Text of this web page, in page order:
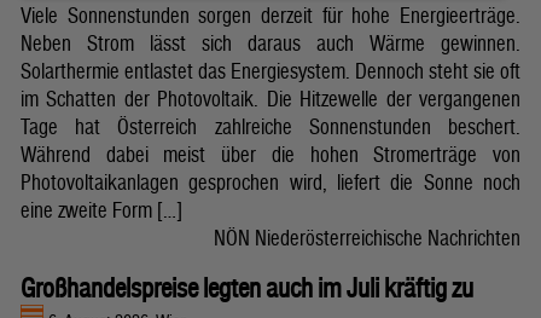
Viele Sonnenstunden sorgen derzeit für hohe Energieerträge.
Neben Strom lässt sich daraus auch Wärme gewinnen.
Solarthermie entlastet das Energiesystem. Dennoch steht sie oft
im Schatten der Photovoltaik. Die Hitzewelle der vergangenen
Tage hat Österreich zahlreiche Sonnenstunden beschert.
Während dabei meist über die hohen Stromerträge von
Photovoltaikanlagen gesprochen wird, liefert die Sonne noch
eine zweite Form […]
NÖN Niederösterreichische Nachrichten
Großhandelspreise legten auch im Juli kräftig zu